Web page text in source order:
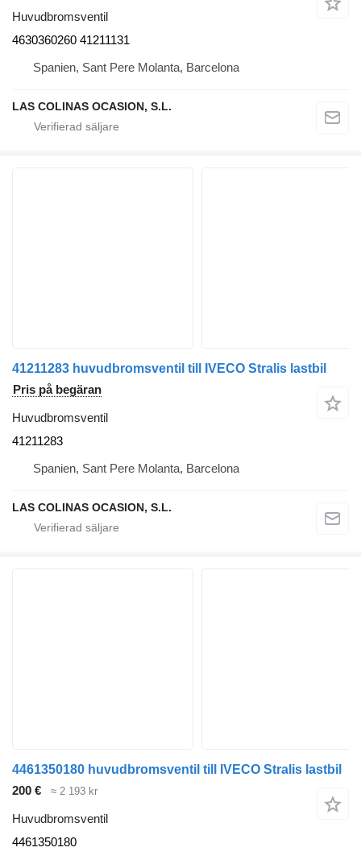
Huvudbromsventil
4630360260 41211131
Spanien, Sant Pere Molanta, Barcelona
LAS COLINAS OCASION, S.L.
41211283 huvudbromsventil till IVECO Stralis lastbil
Pris på begäran
Huvudbromsventil
41211283
Spanien, Sant Pere Molanta, Barcelona
LAS COLINAS OCASION, S.L.
4461350180 huvudbromsventil till IVECO Stralis lastbil
200 €
≈ 2 193 kr
Huvudbromsventil
4461350180